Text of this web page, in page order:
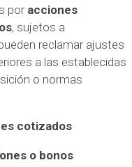
por acciones
, sujetos a
reclamar ajustes
a las establecidas
o normas
cotizados
o bonos